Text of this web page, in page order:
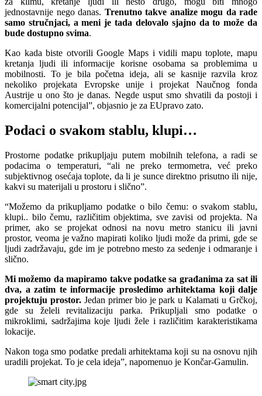
jednostavnije nego danas. Trenutno takve analize mogu da rade
samo stručnjaci, a meni je tada delovalo sjajno da to može da
bude dostupno svima.
Kao kada biste otvorili Google Maps i vidili mapu toplote, mapu
kretanja ljudi ili informacije korisne osobama sa problemima u
mobilnosti. To je bila početna ideja, ali se kasnije razvila kroz
nekoliko projekata Evropske unije i projekat Naučnog fonda
Austrije u ono što je danas. Negde usput smo shvatili da postoji i
komercijalni potencijal”, objasnio je za EUpravo zato.
Podaci o svakom stablu, klupi…
Prostorne podatke prikupljaju putem mobilnih telefona, a radi se
podacima o temperaturi, “ali ne preko termometra, već preko
subjektivnog osećaja toplote, da li je sunce direktno prisutno ili nije,
kakvi su materijali u prostoru i slično”.
“Možemo da prikupljamo podatke o bilo čemu: o svakom stablu,
klupi.. bilo čemu, različitim objektima, sve zavisi od projekta. Na
primer, ako se projekat odnosi na novu metro stanicu ili javni
prostor, veoma je važno mapirati koliko ljudi može da primi, gde se
ljudi zadržavaju, gde im je potrebno mesto za sedenje i odmaranje i
slično.
Mi možemo da mapiramo takve podatke sa građanima za sat ili
dva, a zatim te informacije prosledimo arhitektama koji dalje
projektuju prostor. Jedan primer bio je park u Kalamati u Grčkoj,
gde su želeli revitalizaciju parka. Prikupljali smo podatke o
mikroklimi, sadržajima koje ljudi žele i različitim karakteristikama
lokacije.
Nakon toga smo podatke predali arhitektama koji su na osnovu njih
uradili projekat. To je cela ideja”, napomenuo je Končar-Gamulin.